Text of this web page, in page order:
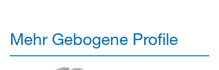
Mehr Gebogene Profile